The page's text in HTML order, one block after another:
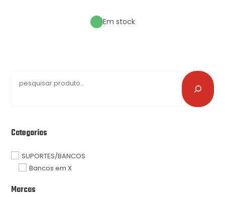
Em stock
Categorias
SUPORTES/BANCOS
Bancos em X
Marcas